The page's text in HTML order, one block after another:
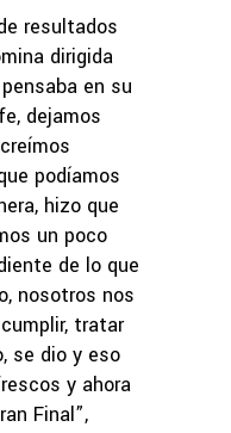
resultados
dirigida
en su
dejamos
podíamos
hizo que
un poco
de lo que
nosotros nos
tratar
se dio y eso
y ahora
Final”,